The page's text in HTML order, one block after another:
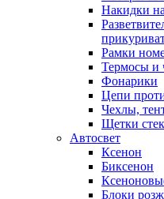
Накидки
Рамки
Термосы и
Фонарики
Цепи
Чехлы,
Щетки
Автосвет
Ксенон
Биксенон
Блоки